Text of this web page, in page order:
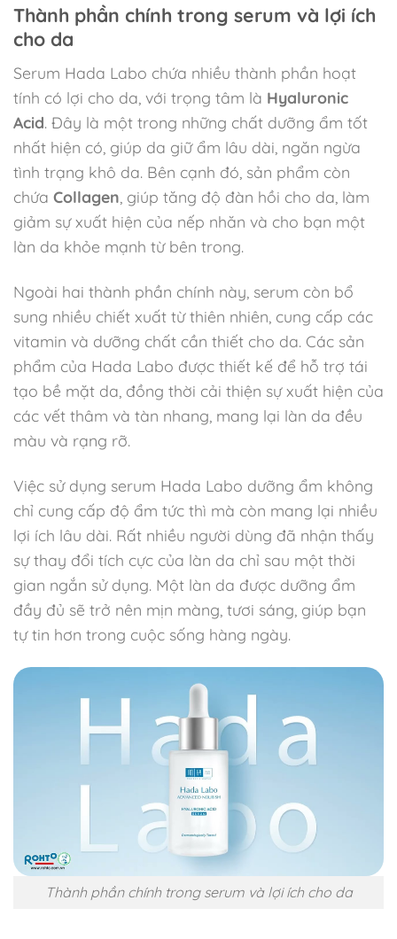
Thành phần chính trong serum và lợi ích
cho da
Serum Hada Labo chứa nhiều thành phần hoạt
tính có lợi cho da, với trọng tâm là Hyaluronic
Acid. Đây là một trong những chất dưỡng ẩm tốt
nhất hiện có, giúp da giữ ẩm lâu dài, ngăn ngừa
tình trạng khô da. Bên cạnh đó, sản phẩm còn
chứa Collagen , giúp tăng độ đàn hồi cho da, làm
giảm sự xuất hiện của nếp nhăn và cho bạn một
làn da khỏe mạnh từ bên trong.
Ngoài hai thành phần chính này, serum còn bổ
sung nhiều chiết xuất từ thiên nhiên, cung cấp các
vitamin và dưỡng chất cần thiết cho da. Các sản
phẩm của Hada Labo được thiết kế để hỗ trợ tái
tạo bề mặt da, đồng thời cải thiện sự xuất hiện của
các vết thâm và tàn nhang, mang lại làn da đều
màu và rạng rỡ.
Việc sử dụng serum Hada Labo dưỡng ẩm không
chỉ cung cấp độ ẩm tức thì mà còn mang lại nhiều
lợi ích lâu dài. Rất nhiều người dùng đã nhận thấy
sự thay đổi tích cực của làn da chỉ sau một thời
gian ngắn sử dụng. Một làn da được dưỡng ẩm
đầy đủ sẽ trở nên mịn màng, tươi sáng, giúp bạn
tự tin hơn trong cuộc sống hàng ngày.
Thành phần chính trong serum và lợi ích cho da